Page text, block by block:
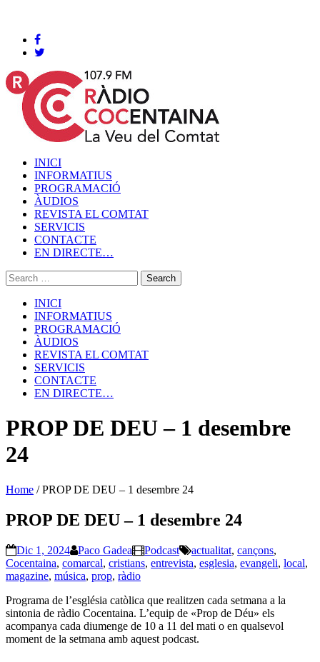
INICI
INFORMATIUS
PROGRAMACIÓ
ÀUDIOS
REVISTA EL COMTAT
SERVICIS
CONTACTE
EN DIRECTE…
INICI
INFORMATIUS
PROGRAMACIÓ
ÀUDIOS
REVISTA EL COMTAT
SERVICIS
CONTACTE
EN DIRECTE…
PROP DE DEU – 1 desembre
24
Home /PROP DE DEU – 1 desembre 24
PROP DE DEU – 1 desembre 24
Dic 1, 2024 Paco Gadea Podcast actualitat, cançons,
Cocentaina, comarcal, cristians, entrevista, esglesia, evangeli, local,
magazine, música, prop, ràdio
Programa de l’església catòlica que realitzen cada setmana a la
sintonia de ràdio Cocentaina. L’equip de «Prop de Déu» els
acompanya cada diumenge de 10 a 11 del mati o en qualsevol
moment de la setmana amb aquest podcast.